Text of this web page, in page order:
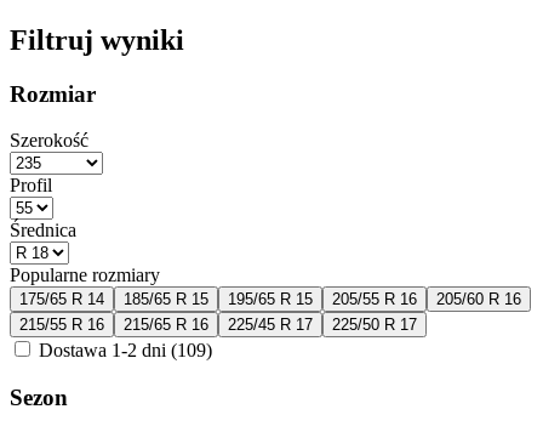
Filtruj wyniki
Rozmiar
Szerokość
Profil
Średnica
Popularne rozmiary
175/65 R 14 185/65 R 15 195/65 R 15 205/55 R 16
205/60 R 16
215/55 R 16
215/65 R 16 225/45 R 17 225/50 R 17
Dostawa 1-2 dni (109)
Sezon